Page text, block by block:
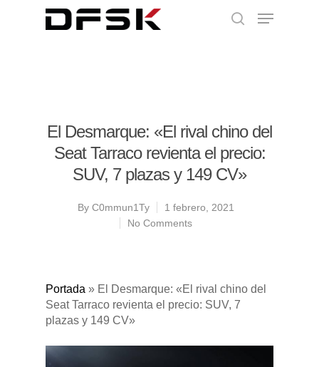
Pulse Enter para buscar o ESC para cerrar
El Desmarque: «El rival chino del
Seat Tarraco revienta el precio:
SUV, 7 plazas y 149 CV»
By C0mmun1Ty
1 febrero, 2021
No Comments
Portada » El Desmarque: «El rival chino del
Seat Tarraco revienta el precio: SUV, 7
plazas y 149 CV»